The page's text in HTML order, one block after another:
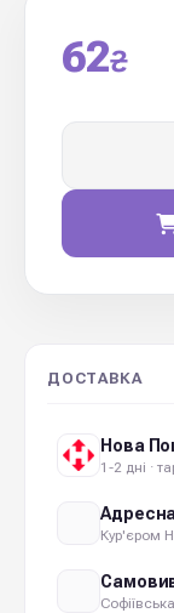
62₴
ДОСТАВКА
Нова
1-2 дні ·
Кур'єром